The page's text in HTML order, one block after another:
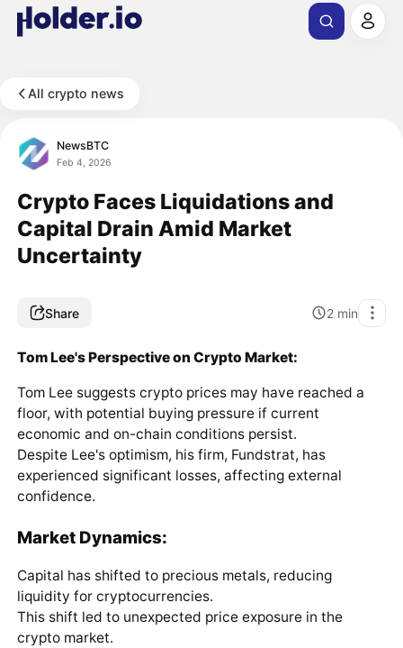
All crypto news
NewsBTC
Feb 4, 2026
Crypto Faces Liquidations and
Capital Drain Amid Market
Uncertainty
Share 2 min
Tom Lee's Perspective on Crypto Market:
Tom Lee suggests crypto prices may have reached a
floor, with potential buying pressure if current
economic and on-chain conditions persist.
Despite Lee's optimism, his firm, Fundstrat, has
experienced significant losses, affecting external
confidence.
Market Dynamics:
Capital has shifted to precious metals, reducing
liquidity for cryptocurrencies.
This shift led to unexpected price exposure in the
crypto market.